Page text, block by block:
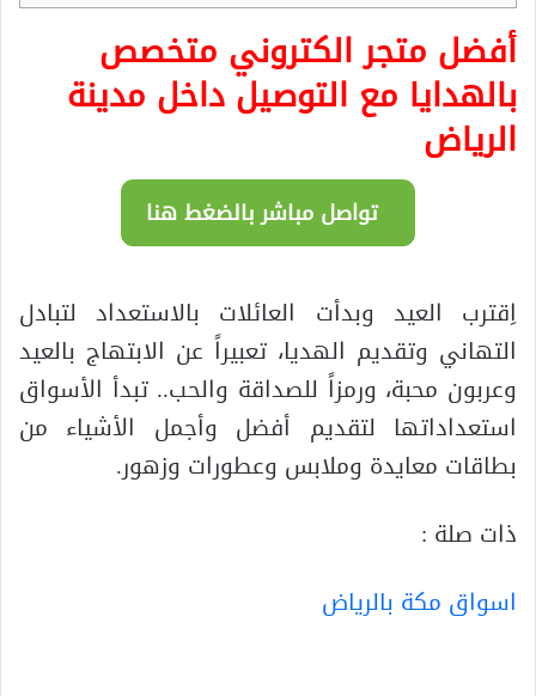
أفضل متجر الكتروني متخصص
بالهدايا مع التوصيل داخل مدينة
الرياض
تواصل مباشر بالضغط هنا
اِقترب العيد وبدأت العائلات بالاستعداد لتبادل
التهاني وتقديم الهديا، تعبيراً عن الابتهاج بالعيد
وعربون محبة، ورمزاً للصداقة والحب.. تبدأ الأسواق
استعداداتها لتقديم أفضل وأجمل الأشياء من
بطاقات معايدة وملابس وعطورات وزهور.
ذات صلة :
اسواق مكة بالرياض